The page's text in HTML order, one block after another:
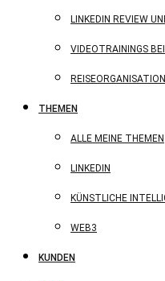
LINKEDIN REVIEW
VIDEOTRAININGS
THEMEN
ALLE MEINE THEMEN
LINKEDIN
KÜNSTLICHE
WEB3
KUNDEN